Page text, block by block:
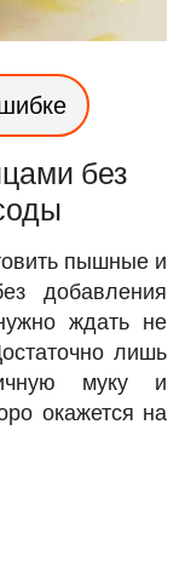
без
пышные и
добавления
ждать не
лишь
муку и
окажется на